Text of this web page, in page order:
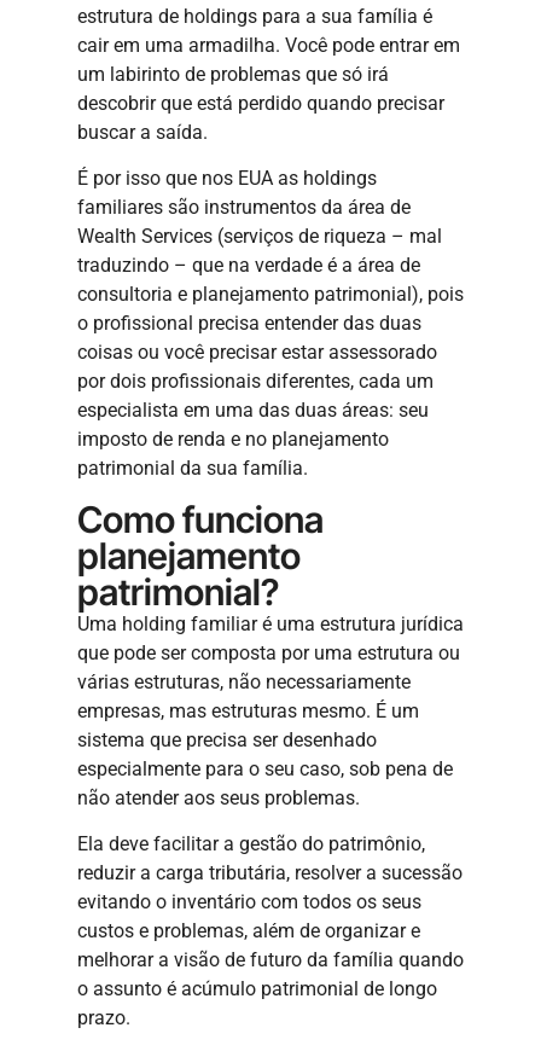
estrutura de holdings para a sua família é
cair em uma armadilha. Você pode entrar em
um labirinto de problemas que só irá
descobrir que está perdido quando precisar
buscar a saída.
É por isso que nos EUA as holdings
familiares são instrumentos da área de
Wealth Services (serviços de riqueza – mal
traduzindo – que na verdade é a área de
consultoria e planejamento patrimonial), pois
o profissional precisa entender das duas
coisas ou você precisar estar assessorado
por dois profissionais diferentes, cada um
especialista em uma das duas áreas: seu
imposto de renda e no planejamento
patrimonial da sua família.
Como funciona
planejamento
patrimonial?
Uma holding familiar é uma estrutura jurídica
que pode ser composta por uma estrutura ou
várias estruturas, não necessariamente
empresas, mas estruturas mesmo. É um
sistema que precisa ser desenhado
especialmente para o seu caso, sob pena de
não atender aos seus problemas.
Ela deve facilitar a gestão do patrimônio,
reduzir a carga tributária, resolver a sucessão
evitando o inventário com todos os seus
custos e problemas, além de organizar e
melhorar a visão de futuro da família quando
o assunto é acúmulo patrimonial de longo
prazo.